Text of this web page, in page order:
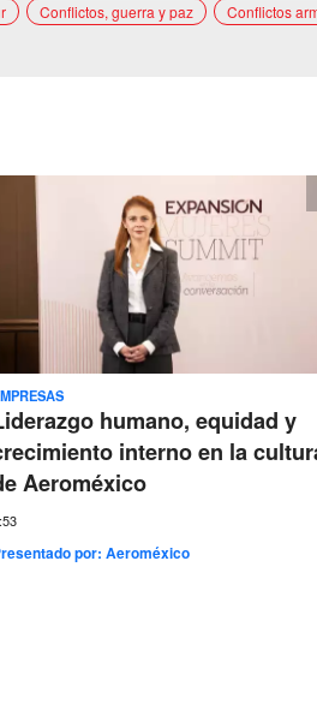
Conflictos, guerra y paz Conflictos
humano, equidad y
interno en la
Aeroméxico
por: Aeroméxico